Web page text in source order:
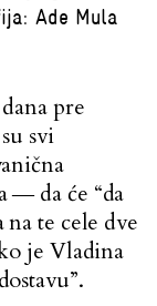
Ade Mula
pre
svi
― da će “da
na te cele dve
je Vladina